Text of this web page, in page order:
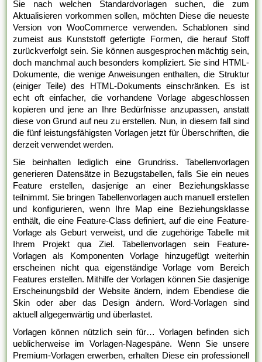
Sie nach welchen Standardvorlagen suchen, die zum
Aktualisieren vorkommen sollen, möchten Diese die neueste
Version von WooCommerce verwenden. Schablonen sind
zumeist aus Kunststoff gefertigte Formen, die herauf Stoff
zurückverfolgt sein. Sie können ausgesprochen mächtig sein,
doch manchmal auch besonders kompliziert. Sie sind HTML-
Dokumente, die wenige Anweisungen enthalten, die Struktur
(einiger Teile) des HTML-Dokuments einschränken. Es ist
echt oft einfacher, die vorhandene Vorlage abgeschlossen
kopieren und jene an Ihre Bedürfnisse anzupassen, anstatt
diese von Grund auf neu zu erstellen. Nun, in diesem fall sind
die fünf leistungsfähigsten Vorlagen jetzt für Überschriften, die
derzeit verwendet werden.
Sie beinhalten lediglich eine Grundriss. Tabellenvorlagen
generieren Datensätze in Bezugstabellen, falls Sie ein neues
Feature erstellen, dasjenige an einer Beziehungsklasse
teilnimmt. Sie bringen Tabellenvorlagen auch manuell erstellen
und konfigurieren, wenn Ihre Map eine Beziehungsklasse
enthält, die eine Feature-Class definiert, auf die eine Feature-
Vorlage als Geburt verweist, und die zugehörige Tabelle mit
Ihrem Projekt qua Ziel. Tabellenvorlagen sein Feature-
Vorlagen als Komponenten Vorlage hinzugefügt weiterhin
erscheinen nicht qua eigenständige Vorlage vom Bereich
Features erstellen. Mithilfe der Vorlagen können Sie dasjenige
Erscheinungsbild der Website ändern, indem Ebendiese die
Skin oder aber das Design ändern. Word-Vorlagen sind
aktuell allgegenwärtig und überlastet.
Vorlagen können nützlich sein für… Vorlagen befinden sich
ueblicherweise im Vorlagen-Nagespäne. Wenn Sie unsere
Premium-Vorlagen erwerben, erhalten Diese ein professionell